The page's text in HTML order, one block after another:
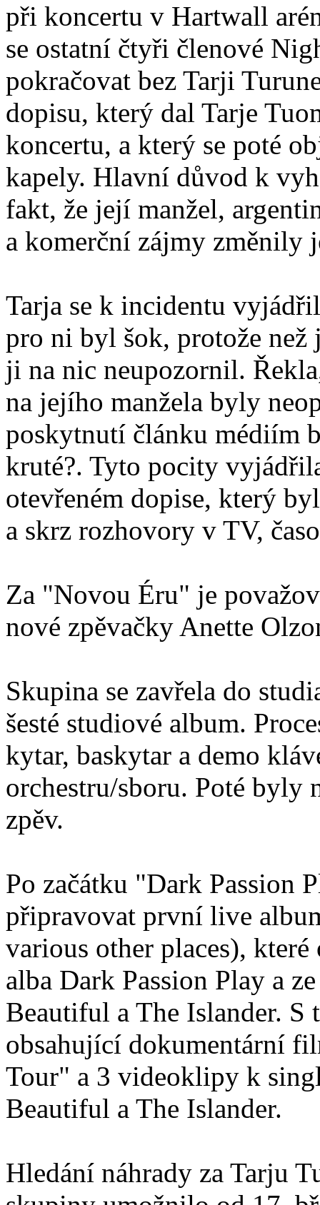
při koncertu v Hartwall
se ostatní čtyři členové
pokračovat bez Tarji
dopisu, který dal Tarje
koncertu, a který se poté
kapely. Hlavní důvod k
fakt, že její manžel,
a komerční zájmy změnily
Tarja se k incidentu
pro ni byl šok, protože
ji na nic neupozornil.
na jejího manžela byly
poskytnutí článku médiím
kruté?. Tyto pocity
otevřeném dopise, který
a skrz rozhovory v TV,
Za "Novou Éru" je
nové zpěvačky Anette
Skupina se zavřela do
šesté studiové album.
kytar, baskytar a demo
orchestru/sboru. Poté byly
zpěv.
Po začátku "Dark Passion
připravovat první live
various other places),
alba Dark Passion Play a
Beautiful a The Islander.
obsahující dokumentární
Tour" a 3 videoklipy k
Beautiful a The Islander.
Hledání náhrady za Tarju